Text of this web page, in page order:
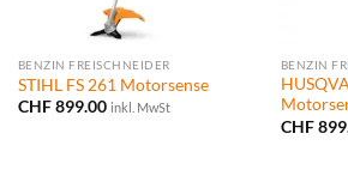
BENZIN FREISCHNEIDER
STIHL FS 261 Motorsense
CHF899.00 inkl. MwSt
BENZIN
CHF